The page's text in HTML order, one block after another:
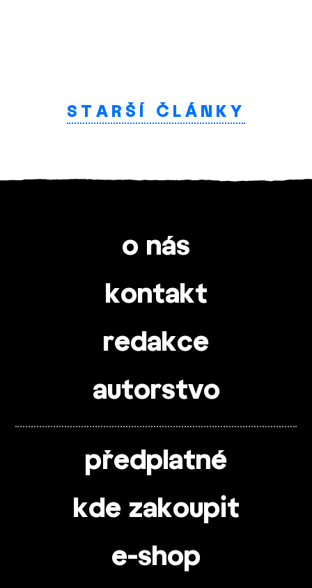
STARŠÍ ČLÁNKY
o nás
kontakt
redakce
autorstvo
předplatné
kde zakoupit
e-shop